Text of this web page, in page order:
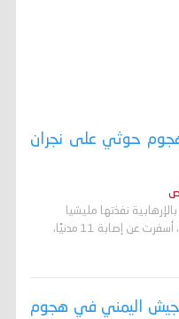
مدنيًا في هجوم حوثي على نجران
نفذتها مليشيا
الحوثي على منطقة نجران في السعودية، أسفرت عن إصابة 11 مدنيًا،
اليمني في هجوم